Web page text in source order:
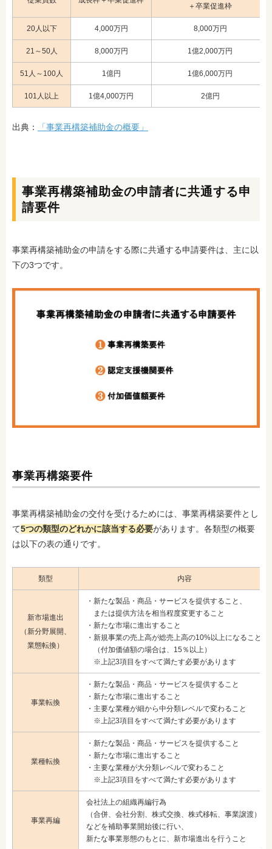
＋卒業促進枠
20人以下 4,000万円 8,000万円
21～50人 8,000万円 1億2,000万円
51人～100人 1億円 1億6,000万円
101人以上 1億4,000万円 2億円
出典： 「事業再構築補助金の概要」
事業再構築補助金の申請者に共通する申
請要件
事業再構築補助金の申請をする際に共通する申請要件は、主に以
下の3つです。
事業再構築要件
事業再構築補助金の交付を受けるためには、事業再構築要件とし
て5つの類型のどれかに該当する必要があります。各類型の概要
は以下の表の通りです。
類型 内容
新市場進出
（新分野展開、
業態転換）
・新たな製品・商品・サービスを提供すること、
または提供方法を相当程度変更すること
・新たな市場に進出すること
・新規事業の売上高が総売上高の10%以上になること
（付加価値額の場合は、15％以上）
※上記3項目をすべて満たす必要があります
事業転換
・新たな製品・商品・サービスを提供すること
・新たな市場に進出すること
・主要な業種が細から中分類レベルで変わること
※上記3項目をすべて満たす必要があります
業種転換
・新たな製品・商品・サービスを提供すること
・新たな市場に進出すること
・主要な業種が大分類レベルで変わること
※上記3項目をすべて満たす必要があります
事業再編
会社法上の組織再編行為
（合併、会社分割、株式交換、株式移転、事業譲渡）
などを補助事業開始後に行い、
新たな事業形態のもとに、新市場進出を行うこと